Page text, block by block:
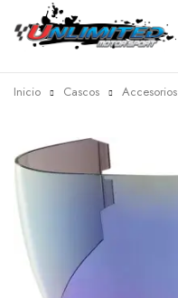
Inicio Cascos Accesorios